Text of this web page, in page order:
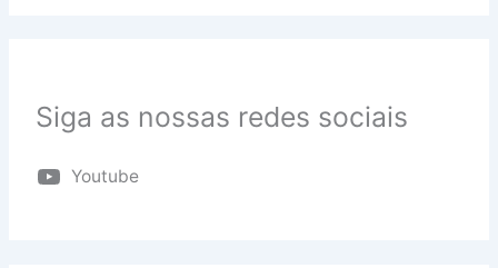
Siga as nossas redes sociais
Youtube